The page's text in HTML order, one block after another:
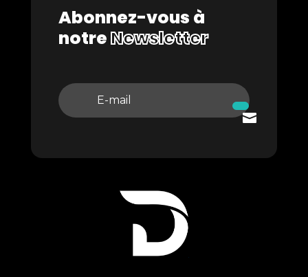
Abonnez-vous à
notreNewsletter